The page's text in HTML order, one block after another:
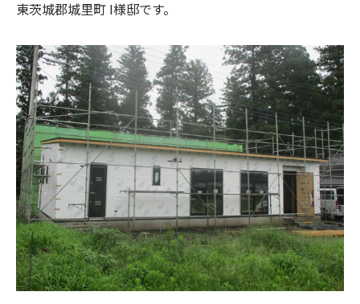
東茨城郡城里町 I様邸です。